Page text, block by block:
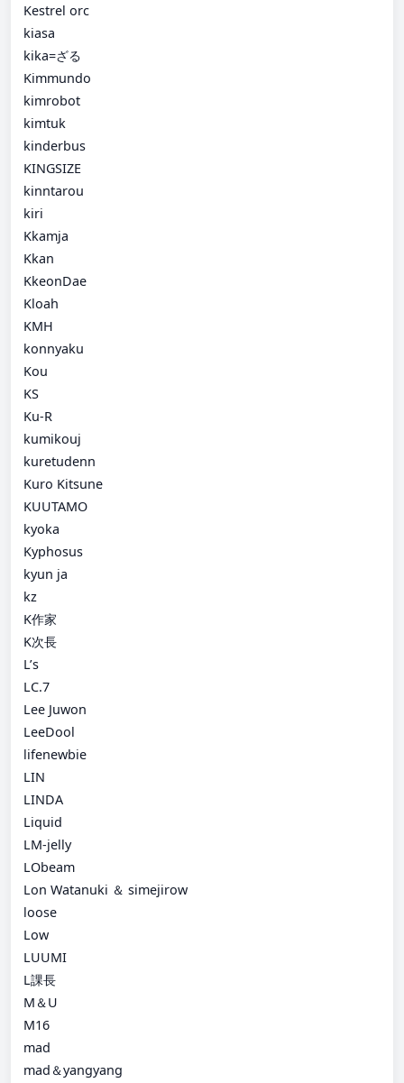
Kestrel orc
kiasa
kika=ざる
Kimmundo
kimrobot
kimtuk
kinderbus
KINGSIZE
kinntarou
kiri
Kkamja
Kkan
KkeonDae
Kloah
KMH
konnyaku
Kou
KS
Ku-R
kumikouj
kuretudenn
Kuro Kitsune
KUUTAMO
kyoka
Kyphosus
kyun ja
kz
K作家
K次長
L’s
LC.7
Lee Juwon
LeeDool
lifenewbie
LIN
LINDA
Liquid
LM-jelly
LObeam
Lon Watanuki ＆ simejirow
loose
Low
LUUMI
L課長
M＆U
M16
mad
mad＆yangyang